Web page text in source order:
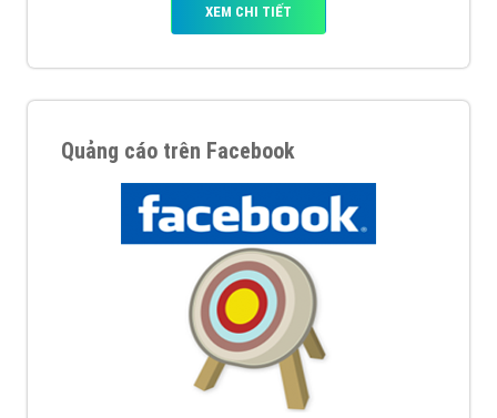
XEM CHI TIẾT
Quảng cáo trên Facebook